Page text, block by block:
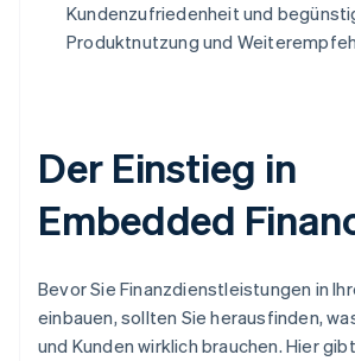
Kundenzufriedenheit und
Produktnutzung und
Der Einstieg in
Embedded
Bevor Sie Finanzdienstleistungen in
einbauen, sollten Sie herausfinden,
und Kunden wirklich brauchen. Hier